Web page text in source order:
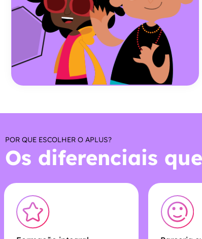
POR QUE ESCOLHER O APLUS?
Os diferenciais